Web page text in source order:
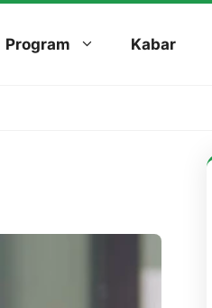
Program Kabar